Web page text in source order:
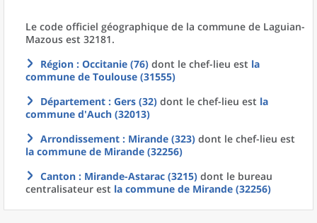
Le code officiel géographique de la commune de Laguian-
Mazous est 32181.
Région : Occitanie (76) dont le chef-lieu est la
commune de Toulouse (31555)
Département : Gers (32) dont le chef-lieu est la
commune d'Auch (32013)
Arrondissement : Mirande (323) dont le chef-lieu est
la commune de Mirande (32256)
Canton : Mirande-Astarac (3215) dont le bureau
centralisateur est la commune de Mirande (32256)